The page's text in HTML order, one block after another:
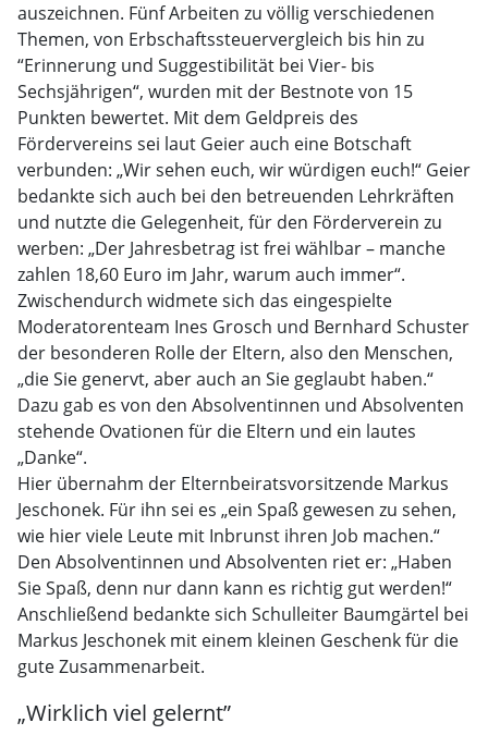
auszeichnen. Fünf Arbeiten zu völlig verschiedenen
Themen, von Erbschaftssteuervergleich bis hin zu
“Erinnerung und Suggestibilität bei Vier- bis
Sechsjährigen“, wurden mit der Bestnote von 15
Punkten bewertet. Mit dem Geldpreis des
Fördervereins sei laut Geier auch eine Botschaft
verbunden: „Wir sehen euch, wir würdigen euch!“ Geier
bedankte sich auch bei den betreuenden Lehrkräften
und nutzte die Gelegenheit, für den Förderverein zu
werben: „Der Jahresbetrag ist frei wählbar – manche
zahlen 18,60 Euro im Jahr, warum auch immer“.
Zwischendurch widmete sich das eingespielte
Moderatorenteam Ines Grosch und Bernhard Schuster
der besonderen Rolle der Eltern, also den Menschen,
„die Sie genervt, aber auch an Sie geglaubt haben.“
Dazu gab es von den Absolventinnen und Absolventen
stehende Ovationen für die Eltern und ein lautes
„Danke“.
Hier übernahm der Elternbeiratsvorsitzende Markus
Jeschonek. Für ihn sei es „ein Spaß gewesen zu sehen,
wie hier viele Leute mit Inbrunst ihren Job machen.“
Den Absolventinnen und Absolventen riet er: „Haben
Sie Spaß, denn nur dann kann es richtig gut werden!“
Anschließend bedankte sich Schulleiter Baumgärtel bei
Markus Jeschonek mit einem kleinen Geschenk für die
gute Zusammenarbeit.
„Wirklich viel gelernt”